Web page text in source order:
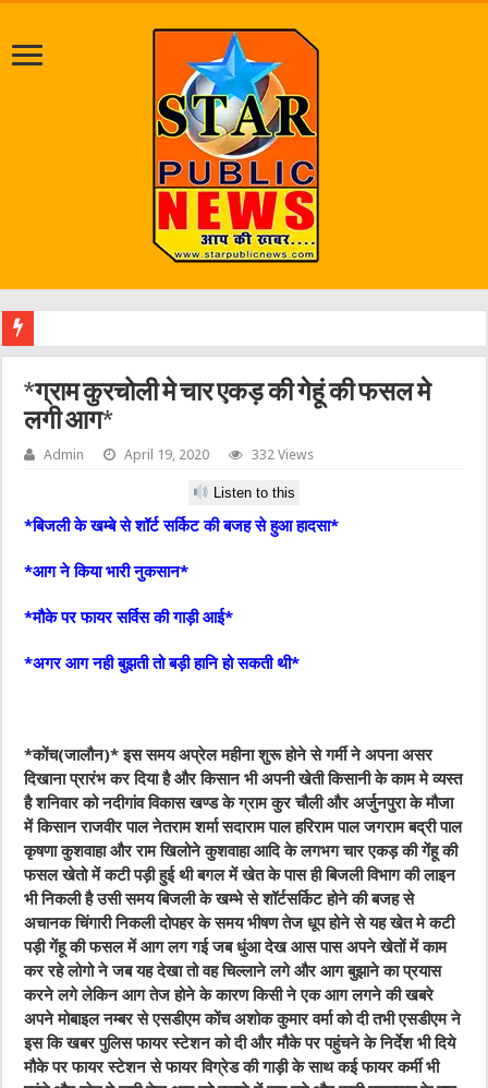
*ग्राम कुरचोली मे चार एकड़ की गेहूं की फसल मे
लगी आग*
Admin April 19, 2020 332 Views
Listen to this
*बिजली के खम्बे से शॉर्ट सर्किट की बजह से हुआ हादसा*
*आग ने किया भारी नुकसान*
*मौके पर फायर सर्विस की गाड़ी आई*
*अगर आग नही बुझती तो बड़ी हानि हो सकती थी*
*कोंच(जालौन)* इस समय अप्रेल महीना शुरू होने से गर्मी ने अपना असर
दिखाना प्रारंभ कर दिया है और किसान भी अपनी खेती किसानी के काम मे व्यस्त
है शनिवार को नदीगांव विकास खण्ड के ग्राम कुर चौली और अर्जुनपुरा के मौजा
में किसान राजवीर पाल नेतराम शर्मा सदाराम पाल हरिराम पाल जगराम बद्री पाल
कृषणा कुशवाहा और राम खिलोने कुशवाहा आदि के लगभग चार एकड़ की गेंहू की
फसल खेतो में कटी पड़ी हुई थी बगल में खेत के पास ही बिजली विभाग की लाइन
भी निकली है उसी समय बिजली के खम्भे से शॉर्टसर्किट होने की बजह से
अचानक चिंगारी निकली दोपहर के समय भीषण तेज धूप होने से यह खेत मे कटी
पड़ी गेंहू की फसल में आग लग गई जब धुंआ देख आस पास अपने खेतों में काम
कर रहे लोगो ने जब यह देखा तो वह चिल्लाने लगे और आग बुझाने का प्रयास
करने लगे लेकिन आग तेज होने के कारण किसी ने एक आग लगने की खबरे
अपने मोबाइल नम्बर से एसडीएम कोंच अशोक कुमार वर्मा को दी तभी एसडीएम ने
इस कि खबर पुलिस फायर स्टेशन को दी और मौके पर पहुंचने के निर्देश भी दिये
मौके पर फायर स्टेशन से फायर विग्रेड की गाड़ी के साथ कई फायर कर्मी भी